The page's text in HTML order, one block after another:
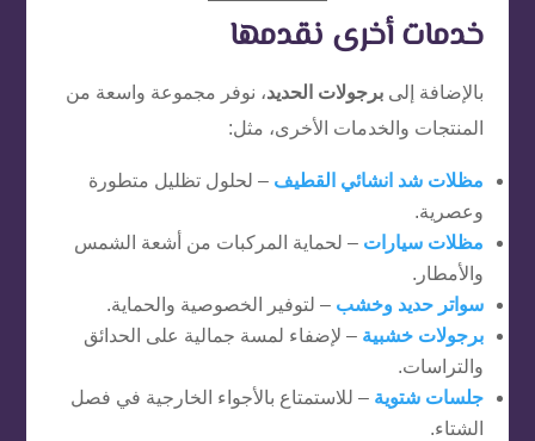
خدمات أخرى نقدمها
بالإضافة إلى برجولات الحديد، نوفر مجموعة واسعة من
المنتجات والخدمات الأخرى، مثل:
مظلات شد انشائي القطيف – لحلول تظليل متطورة
وعصرية.
مظلات سيارات – لحماية المركبات من أشعة الشمس
والأمطار.
سواتر حديد وخشب – لتوفير الخصوصية والحماية.
برجولات خشبية – لإضفاء لمسة جمالية على الحدائق
والتراسات.
جلسات شتوية – للاستمتاع بالأجواء الخارجية في فصل
الشتاء.